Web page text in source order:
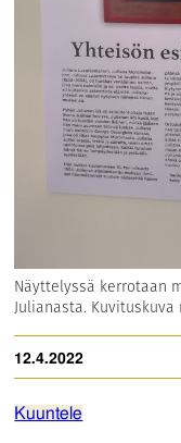
Näyttelyssä kerrotaan
Julianasta.
12.4.2022
Kuuntele